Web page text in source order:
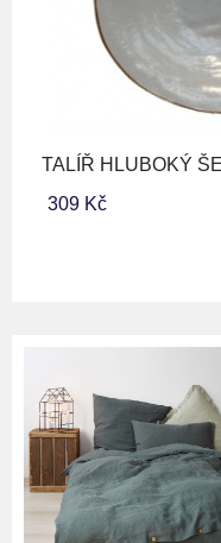
TALÍŘ HLUBOKÝ
309 Kč